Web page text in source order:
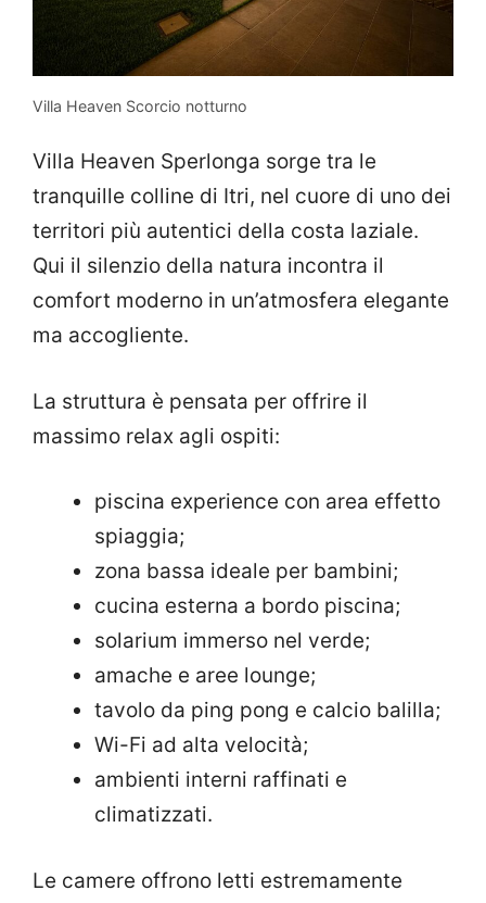
Villa Heaven Scorcio notturno
Villa Heaven Sperlonga sorge tra le
tranquille colline di Itri, nel cuore di uno dei
territori più autentici della costa laziale.
Qui il silenzio della natura incontra il
comfort moderno in un’atmosfera elegante
ma accogliente.
La struttura è pensata per offrire il
massimo relax agli ospiti:
piscina experience con area effetto
spiaggia;
zona bassa ideale per bambini;
cucina esterna a bordo piscina;
solarium immerso nel verde;
amache e aree lounge;
tavolo da ping pong e calcio balilla;
Wi-Fi ad alta velocità;
ambienti interni raffinati e
climatizzati.
Le camere offrono letti estremamente